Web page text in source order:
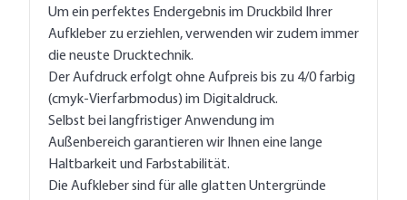
Um ein perfektes Endergebnis im Druckbild Ihrer
Aufkleber zu erziehlen, verwenden wir zudem immer
die neuste Drucktechnik.
Der Aufdruck erfolgt ohne Aufpreis bis zu 4/0 farbig
(cmyk-Vierfarbmodus) im Digitaldruck.
Selbst bei langfristiger Anwendung im
Außenbereich garantieren wir Ihnen eine lange
Haltbarkeit und Farbstabilität.
Die Aufkleber sind für alle glatten Untergründe